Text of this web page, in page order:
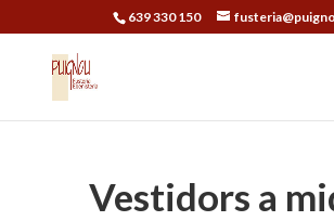
639 330 150
Vestidors a